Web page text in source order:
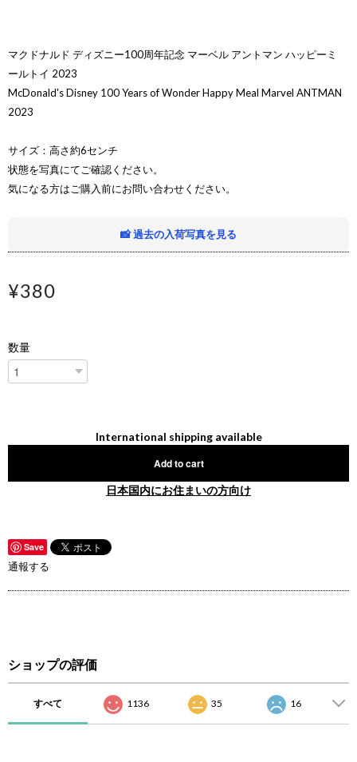
マクドナルド ディズニー100周年記念 マーベル アントマン ハッピーミ
ールトイ 2023
McDonald's Disney 100 Years of Wonder Happy Meal Marvel ANTMAN
2023
サイズ：高さ約6センチ
状態を写真にてご確認ください。
気になる方はご購入前にお問い合わせください。
📸 過去の入荷写真を見る
¥380
数量
International shipping available
Add to cart
日本国内にお住まいの方向け
Save
通報する
ショップの評価
すべて 1136 35 16